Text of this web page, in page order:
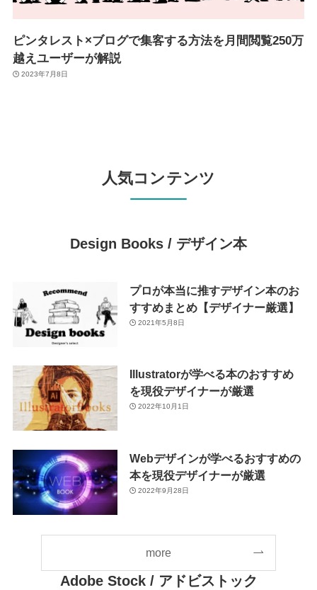
ピンタレスト×ブログで集客する方法を月間閲覧250万
越えユーザーが解説
2023年7月8日
人気コンテンツ
Design Books / デザイン本
プロが本当に推すデザイン本のお
すすめまとめ【デザイナー厳選】
2021年5月8日
Illustratorが学べる本のおすすめ
を現役デザイナーが厳選
2022年10月1日
Webデザインが学べるおすすめの
本を現役デザイナーが厳選
2022年9月28日
more
Adobe Stock/ アドビストック